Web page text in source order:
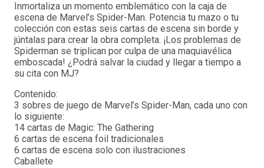
Inmortaliza un momento emblemático con la caja de
escena de Marvel’s Spider-Man. Potencia tu mazo o tu
colección con estas seis cartas de escena sin borde y
júntalas para crear la obra completa. ¡Los problemas de
Spiderman se triplican por culpa de una maquiavélica
emboscada! ¿Podrá salvar la ciudad y llegar a tiempo a
su cita con MJ?
Contenido:
3 sobres de juego de Marvel’s Spider-Man, cada uno con
lo siguiente:
14 cartas de Magic: The Gathering
6 cartas de escena foil tradicionales
6 cartas de escena solo con ilustraciones
Caballete